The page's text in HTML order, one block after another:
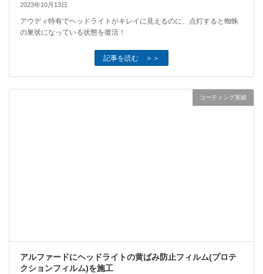
2023年10月13日
アウディ特有でヘッドライトがキレイに見えるのに、点灯すると蜘蛛
の巣状になっている状態を復活！
記事を読む ＞＞
コーティング実績
アルファードにヘッドライトの黄ばみ防止フィルム(プロテ
クションフィルム)を施工